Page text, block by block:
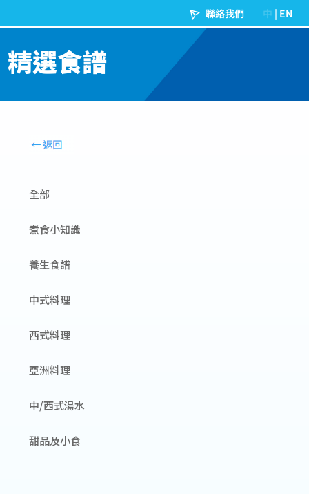
精選食譜
全部
煮食小知識
養生食譜
中式料理
西式料理
亞洲料理
中/西式湯水
甜品及小食